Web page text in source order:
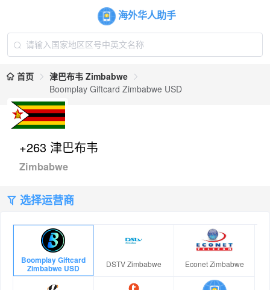
海外华人助手
首页
津巴布韦 Zimbabwe
Boomplay Giftcard Zimbabwe USD
+263 津巴布韦
Zimbabwe
选择运营商
Boomplay Giftcard
Zimbabwe USD DSTV Zimbabwe Econet Zimbabwe